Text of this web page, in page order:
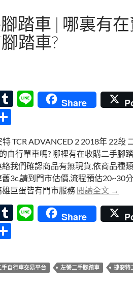
踏車 | 哪裏有
踏車?
T
bl
r
Li
n
Share
TCR ADVANCED 2 2018年 22段
自行單車嗎? 哪裡有在收購二手腳
絡我們確認商品有無現貨,依商品種
3c,請到門市估價,流程預估20~30
巨蛋皆有門市服務 閱讀全文 高雄
→
T
bl
r
Li
n
Share
手自行車交易平台 左營二手腳踏車
捷安特